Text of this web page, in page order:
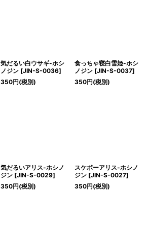
気だるい白ウサギ-ホシ
ノジン [JIN-S-0036]
350円(税別)
食っちゃ寝白雪姫-ホシ
ノジン [JIN-S-0037]
350円(税別)
気だるいアリス-ホシノ
ジン [JIN-S-0029]
350円(税別)
スケボーアリス-ホシノ
ジン [JIN-S-0027]
350円(税別)